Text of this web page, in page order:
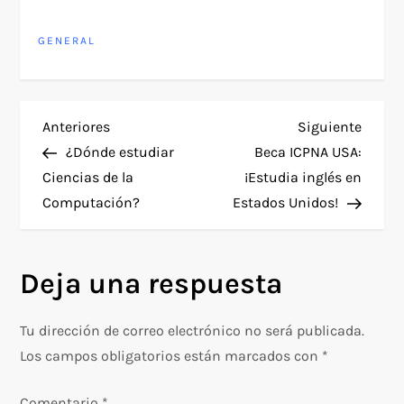
GENERAL
N
a
v
g
a
Entrada
anterior
Anteriores
¿Dónde estudiar
Ciencias de la
Computación?
Siguiente
Beca ICPNA USA:
¡Estudia inglés en
Estados Unidos!
Deja una respuesta
Tu dirección de correo electrónico no será publicada.
Los campos obligatorios están marcados con *